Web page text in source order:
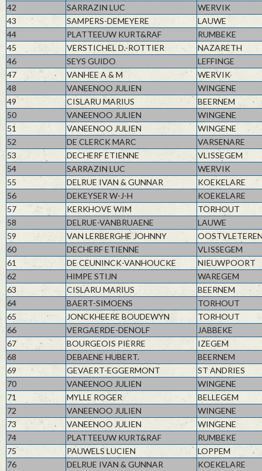
42
SARRAZIN LUC
WERVIK
43
SAMPERS-DEMEYERE
LAUWE
44
PLATTEEUW KURT&RAF
RUMBEKE
45
VERSTICHEL D.-ROTTIER
NAZARETH
46
SEYS GUIDO
LEFFINGE
47
VANHEE A & M
WERVIK
48
VANEENOO JULIEN
WINGENE
49
CISLARU MARIUS
BEERNEM
50
VANEENOO JULIEN
WINGENE
51
VANEENOO JULIEN
WINGENE
52
DE CLERCK MARC
VARSENARE
53
DECHERF ETIENNE
VLISSEGEM
54
SARRAZIN LUC
WERVIK
55
DELRUE IVAN & GUNNAR
KOEKELARE
56
DEKEYSER W-J-H
KOEKELARE
57
KERKHOVE WIM
TORHOUT
58
DELRUE-VANBRUAENE
LAUWE
59
VAN LERBERGHE JOHNNY
60
DECHERF ETIENNE
VLISSEGEM
61
DE CEUNINCK-VANHOUCKE
NIEUWPOORT
62
HIMPE STIJN
WAREGEM
63
CISLARU MARIUS
BEERNEM
64
BAERT-SIMOENS
TORHOUT
65
JONCKHEERE BOUDEWYN
TORHOUT
66
VERGAERDE-DENOLF
JABBEKE
67
BOURGEOIS PIERRE
IZEGEM
68
DEBAENE HUBERT.
BEERNEM
69
GEVAERT-EGGERMONT
ST ANDRIES
70
VANEENOO JULIEN
WINGENE
71
MYLLE ROGER
BELLEGEM
72
VANEENOO JULIEN
WINGENE
73
VANEENOO JULIEN
WINGENE
74
PLATTEEUW KURT&RAF
RUMBEKE
75
PAUWELS LUCIEN
LOPPEM
76
DELRUE IVAN & GUNNAR
KOEKELARE